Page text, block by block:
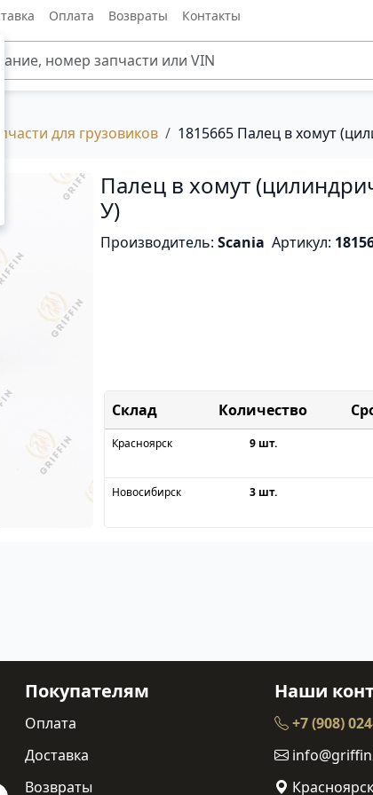
Оплата Возвраты Контакты
для грузовиков 1815665 Палец в хомут
Палец в хомут
У)
Производитель:Scania Артикул:
Склад
Красноярск 9 шт.
Новосибирск 3 шт.
Покупателям
Оплата
Доставка
Возвраты
Наши
+7 (908)